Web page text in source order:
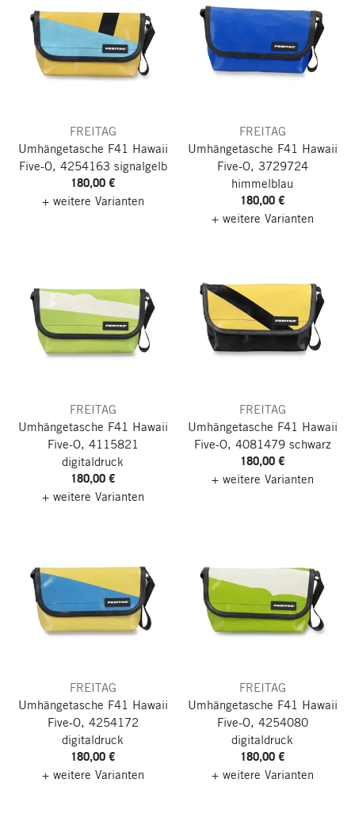
FREITAG
Umhängetasche F41 Hawaii
Five-O, 4254163 signalgelb
180,00 €
+ weitere Varianten
FREITAG
Umhängetasche F41 Hawaii
Five-O, 3729724
himmelblau
180,00 €
+ weitere Varianten
FREITAG
Umhängetasche F41 Hawaii
Five-O, 4115821
digitaldruck
180,00 €
+ weitere Varianten
FREITAG
Umhängetasche F41 Hawaii
Five-O, 4081479 schwarz
180,00 €
+ weitere Varianten
FREITAG
Umhängetasche F41 Hawaii
Five-O, 4254172
digitaldruck
180,00 €
+ weitere Varianten
FREITAG
Umhängetasche F41 Hawaii
Five-O, 4254080
digitaldruck
180,00 €
+ weitere Varianten